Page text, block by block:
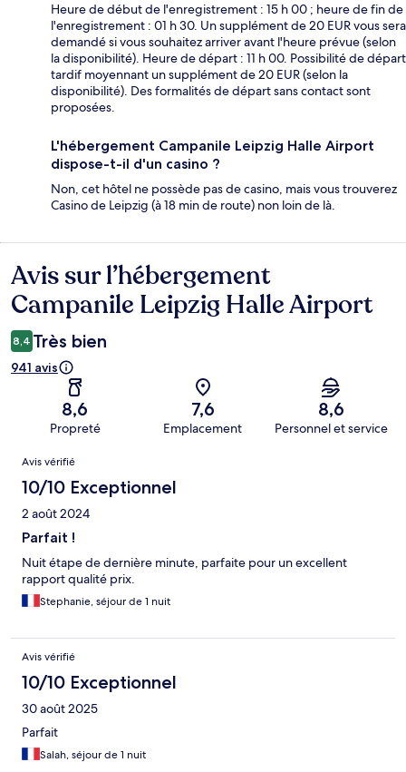
Heure de début de l'enregistrement : 15 h 00 ; heure de fin de
l'enregistrement : 01 h 30. Un supplément de 20 EUR vous sera
demandé si vous souhaitez arriver avant l'heure prévue (selon
la disponibilité). Heure de départ : 11 h 00. Possibilité de départ
tardif moyennant un supplément de 20 EUR (selon la
disponibilité). Des formalités de départ sans contact sont
proposées.
L'hébergement Campanile Leipzig Halle Airport
dispose-t-il d'un casino ?
Non, cet hôtel ne possède pas de casino, mais vous trouverez
Casino de Leipzig (à 18 min de route) non loin de là.
Avis
Avis sur l’hébergement
Campanile Leipzig Halle Airport
8,4 Très bien
941 avis
8,6
Propreté
7,6
Emplacement
8,6
Personnel et service
Avis
Avis vérifié
10/10 Exceptionnel
2 août 2024
Parfait !
Nuit étape de dernière minute, parfaite pour un excellent
rapport qualité prix.
Stephanie, séjour de 1 nuit
Avis vérifié
10/10 Exceptionnel
30 août 2025
Parfait
Salah, séjour de 1 nuit